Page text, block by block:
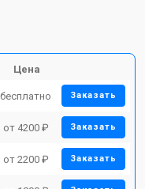
Цена
бесплатно Заказать
от 4200 ₽ Заказать
от 2200 ₽ Заказать